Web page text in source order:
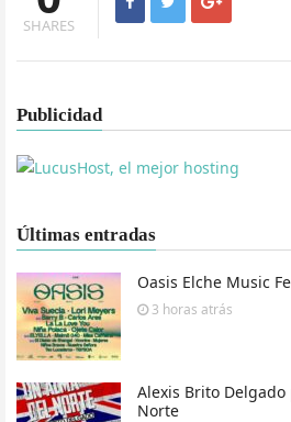
SHARES
Publicidad
Últimas entradas
Oasis Elche Music
3 horas atrás
Alexis Brito
Norte